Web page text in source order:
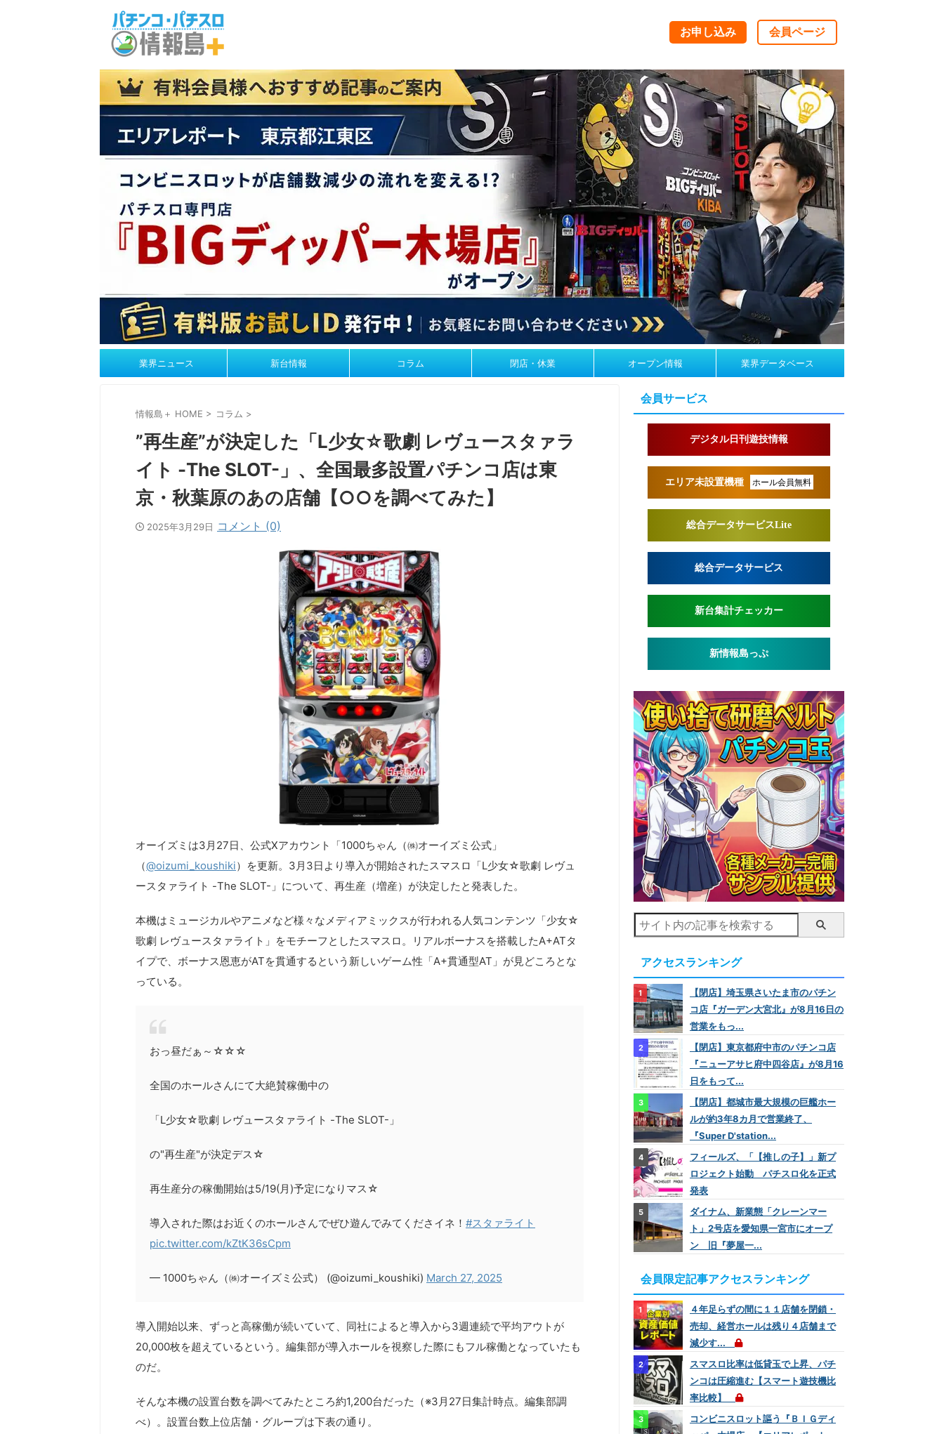
お申し込み 会員ページ
業界ニュース 新台情報 コラム 閉店・休業 オープン情報 業界データベース
情報島＋ HOME > コラム >
”再生産”が決定した「L少女☆歌劇 レヴュースタァラ
イト -The SLOT-」、全国最多設置パチンコ店は東
京・秋葉原のあの店舗【○○を調べてみた】
2025年3月29日 コメント (0)
オーイズミは3月27日、公式Xアカウント「1000ちゃん（㈱オーイズミ公式」
（@oizumi_koushiki）を更新。3月3日より導入が開始されたスマスロ「L少女☆歌劇 レヴュ
ースタァライト -The SLOT-」について、再生産（増産）が決定したと発表した。
本機はミュージカルやアニメなど様々なメディアミックスが行われる人気コンテンツ「少女☆
歌劇 レヴュースタァライト」をモチーフとしたスマスロ。リアルボーナスを搭載したA+ATタ
イプで、ボーナス恩恵がATを貫通するという新しいゲーム性「A+貫通型AT」が見どころとな
っている。
おっ昼だぁ～☆☆☆
全国のホールさんにて大絶賛稼働中の
「L少女☆歌劇 レヴュースタァライト -The SLOT-」
の"再生産"が決定デス☆
再生産分の稼働開始は5/19(月)予定になりマス☆
導入された際はお近くのホールさんでぜひ遊んでみてくださイネ！ #スタァライト
pic.twitter.com/kZtK36sCpm
— 1000ちゃん（㈱オーイズミ公式） (@oizumi_koushiki) March 27, 2025
導入開始以来、ずっと高稼働が続いていて、同社によると導入から3週連続で平均アウトが
20,000枚を超えているという。編集部が導入ホールを視察した際にもフル稼働となっていたも
のだ。
そんな本機の設置台数を調べてみたところ約1,200台だった（※3月27日集計時点。編集部調
べ）。設置台数上位店舗・グループは下表の通り。
会員サービス
デジタル日刊遊技情報
エリア未設置機種 ホール会員無料
総合データサービスLite
総合データサービス
新台集計チェッカー
新情報島っぷ
アクセスランキング
【閉店】埼玉県さいたま市のパチン
コ店『ガーデン大宮北』が8月16日の
営業をもっ...
【閉店】東京都府中市のパチンコ店
『ニューアサヒ府中四谷店』が8月16
日をもって...
【閉店】都城市最大規模の巨艦ホー
ルが約3年8カ月で営業終了、
『Super D'station...
フィールズ、「【推しの子】」新プ
ロジェクト始動 パチスロ化を正式
発表
ダイナム、新業態「クレーンマー
ト」2号店を愛知県一宮市にオープ
ン 旧『夢屋一...
会員限定記事アクセスランキング
４年足らずの間に１１店舗を閉鎖・
売却、経営ホールは残り４店舗まで
減少す...
スマスロ比率は低貸玉で上昇、パチ
ンコは圧縮進む【スマート遊技機比
率比較】
コンビニスロット謳う『ＢＩＧディ